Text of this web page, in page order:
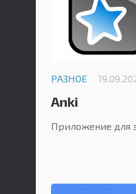
РАЗНОЕ
Anki
Приложение для